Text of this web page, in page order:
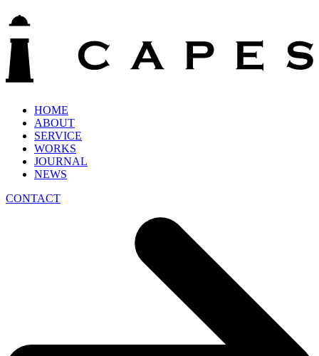
HOME
ABOUT
SERVICE
WORKS
JOURNAL
NEWS
CONTACT